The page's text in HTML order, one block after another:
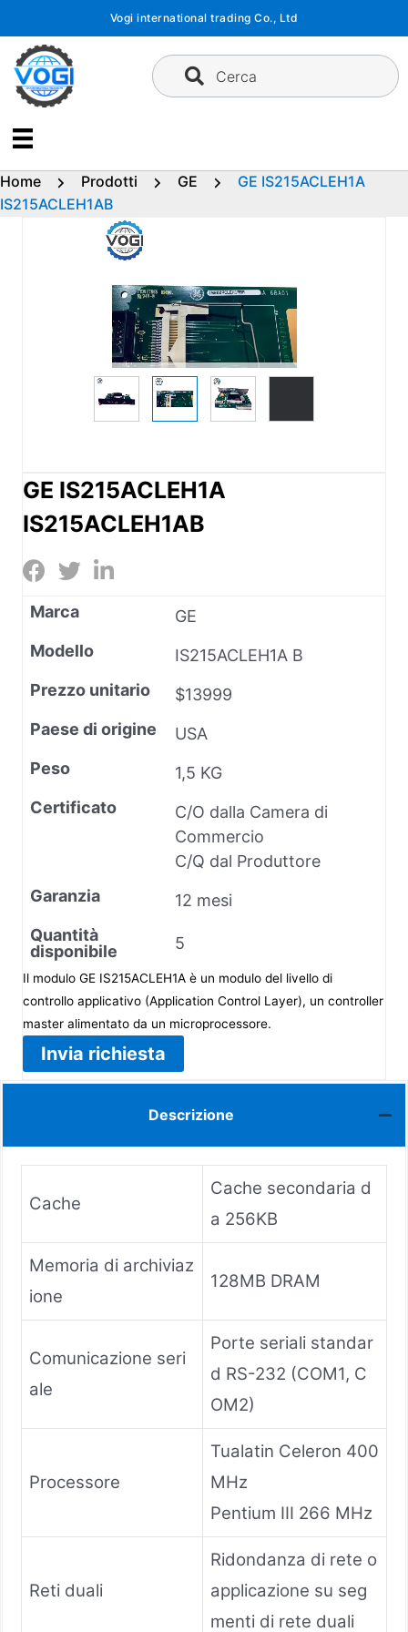
contenuto
Vogi international trading Co., Ltd
Cerca
Home Prodotti GE
GE IS215ACLEH1A
IS215ACLEH1AB
GE IS215ACLEH1A
IS215ACLEH1AB
Marca
GE
Modello
IS215ACLEH1A B
Prezzo unitario
$13999
Paese di origine
USA
Peso
1,5 KG
Certificato
C/O dalla Camera di
Commercio
C/Q dal Produttore
Garanzia
12 mesi
Quantità
disponibile
5
Il modulo GE IS215ACLEH1A è un modulo del livello di
controllo applicativo (Application Control Layer), un controller
master alimentato da un microprocessore.
Invia richiesta
Descrizione
Cache
Cache secondaria d
a 256KB
Memoria di archiviaz
ione
128MB DRAM
Comunicazione seri
ale
Porte seriali standar
d RS-232 (COM1, C
OM2)
Processore
Tualatin Celeron 400
MHz
Pentium III 266 MHz
Reti duali
Ridondanza di rete o
applicazione su seg
menti di rete duali